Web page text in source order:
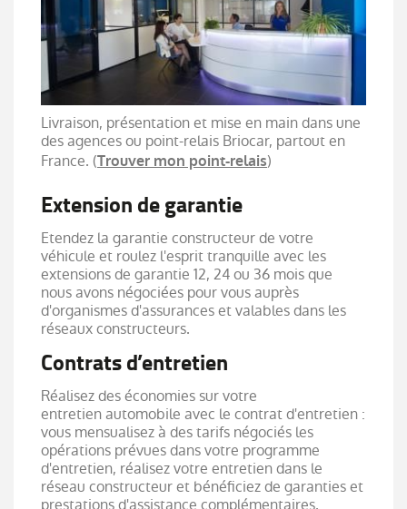
Livraison, présentation et mise en main dans une
des agences ou point-relais Briocar, partout en
France. (Trouver mon point-relais)
Extension de garantie
Etendez la garantie constructeur de votre
véhicule et roulez l'esprit tranquille avec les
extensions de garantie 12, 24 ou 36 mois que
nous avons négociées pour vous auprès
d'organismes d'assurances et valables dans les
réseaux constructeurs.
Contrats d’entretien
Réalisez des économies sur votre
entretien automobile avec le contrat d'entretien :
vous mensualisez à des tarifs négociés les
opérations prévues dans votre programme
d'entretien, réalisez votre entretien dans le
réseau constructeur et bénéficiez de garanties et